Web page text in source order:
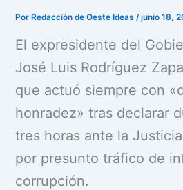
Por Redacción de Oeste Ideas/junio 18,
El expresidente del
José Luis Rodríguez
que actuó siempre con
honradez» tras declarar
tres horas ante la
por presunto tráfico de
corrupción.